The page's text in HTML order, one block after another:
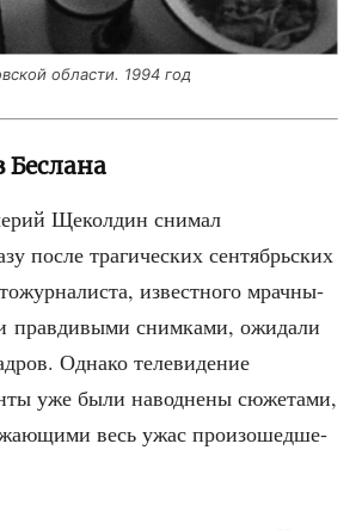
обла­сти. 1994 год
Беслана
Щекол­дин сни­мал
после тра­ги­че­ских сен­тябрь­ских
извест­но­го мрач­ны­
прав­ди­вы­ми сним­ка­ми, ожи­да­ли
Одна­ко теле­ви­де­ние
уже были навод­не­ны сюже­та­ми,
весь ужас про­изо­шед­ше­